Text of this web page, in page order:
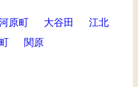
原町 大谷田
江北
関原